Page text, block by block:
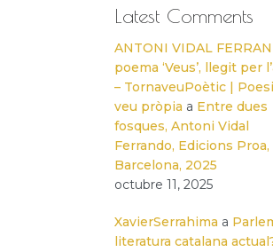
Latest Comments
ANTONI VIDAL
poema ‘Veus’, llegit per
– TornaveuPoètic |
veu pròpia a Entre dues
fosques, Antoni Vidal
Ferrando, Edicions Proa,
Barcelona, 2025
octubre 11, 2025
XavierSerrahima a
literatura catalana